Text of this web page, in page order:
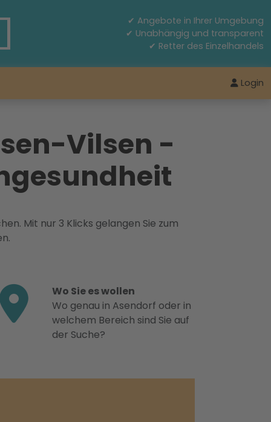
✔ Angebote in Ihrer Umgebung
✔ Unabhängig und transparent
✔ Retter des Einzelhandels
Login
Vilsen -
Mit nur 3 Klicks gelangen Sie zum
Wo Sie es wollen
Wo genau in Asendorf oder in
welchem Bereich sind Sie auf
der Suche?